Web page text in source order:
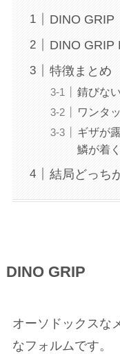
DINO GRIP
DINO GRIP
特徴まとめ
錆びな
ワンタ
ギザが
鱗が着く
結局どっち
DINO GRIP
オーソドックスな
なフォルムです。